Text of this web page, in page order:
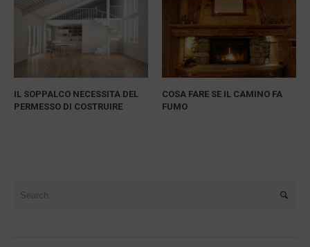
IL SOPPALCO NECESSITA DEL
PERMESSO DI COSTRUIRE
COSA FARE SE IL CAMINO FA
FUMO